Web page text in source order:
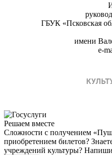
ГБУК «Псковская
имени
e-
Решаем вместе
Сложности с получением
приобретением билетов?
учреждений культуры?